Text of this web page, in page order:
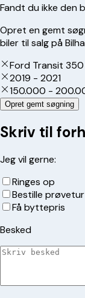
Fandt du ikke den
Opret en gemt
biler til salg på
Ford Transit 350
2019 - 2021
150.000 -
Opret gemt søgning
Skriv til
Jeg vil gerne:
Ringes op
Bestille prøvetur
Få byttepris
Besked